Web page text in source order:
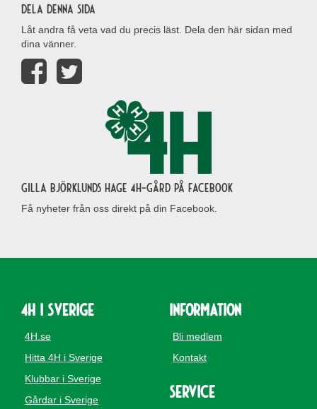
Dela denna sida
Låt andra få veta vad du precis läst. Dela den här sidan med
dina vänner.
Gilla Björklunds Hage 4H-gård på Facebook
Få nyheter från oss direkt på din Facebook.
4H i Sverige
4H.se
Hitta 4H i Sverige
Klubbar i Sverige
Gårdar i Sverige
Information
Bli medlem
Kontakt
Service